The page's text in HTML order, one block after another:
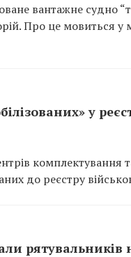
вантажне судно
Про це мовиться
у
комплектування
до реєстру
рятувальників